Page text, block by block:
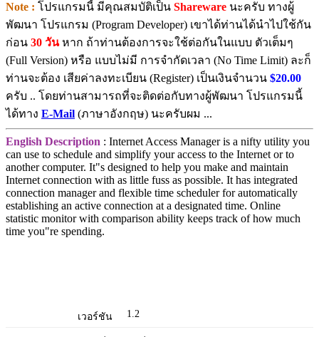
Note : โปรแกรมนี้ มีคุณสมบัติเป็น Shareware นะครับ ทางผู้
พัฒนา โปรแกรม (Program Developer) เขาได้ท่านได้นำไปใช้กัน
ก่อน 30 วันหาก ถ้าท่านต้องการจะใช้ต่อกันในแบบ ตัวเต็มๆ
(Full Version) หรือ แบบไม่มี การจำกัดเวลา (No Time Limit) ละก็
ท่านจะต้อง เสียค่าลงทะเบียน (Register) เป็นเงินจำนวน $20.00
ครับ .. โดยท่านสามารถที่จะติดต่อกับทางผู้พัฒนา โปรแกรมนี้
ได้ทาง E-Mail (ภาษาอังกฤษ) นะครับผม ...
English Description : Internet Access Manager is a nifty utility you
can use to schedule and simplify your access to the Internet or to
another computer. It"s designed to help you make and maintain
Internet connection with as little fuss as possible. It has integrated
connection manager and flexible time scheduler for automatically
establishing an active connection at a designated time. Online
statistic monitor with comparison ability keeps track of how much
time you"re spending.
เวอร์ชัน 1.2